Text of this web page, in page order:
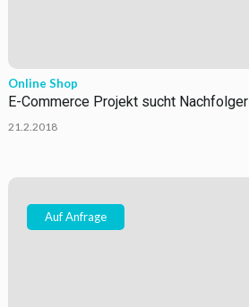
Online Shop
E-Commerce Projekt sucht Nachfolger
21.2.2018
Auf Anfrage